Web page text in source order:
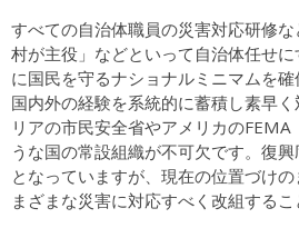
すべての自治体職員の災害対応研修
村が主役」などといって自治体任せ
に国民を守るナショナルミニマムを確
国内外の経験を系統的に蓄積し素早
リアの市民安全省やアメリカのFEMA
うな国の常設組織が不可欠です。復
となっていますが、現在の位置づけ
まざまな災害に対応すべく改組するこ